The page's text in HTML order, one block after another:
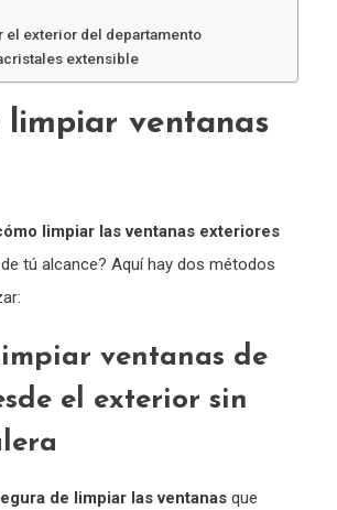
el exterior del departamento
extensible
limpiar ventanas
limpiar las ventanas exteriores
tú alcance? Aquí hay dos métodos
ventanas de
el exterior sin
de limpiar las ventanas que